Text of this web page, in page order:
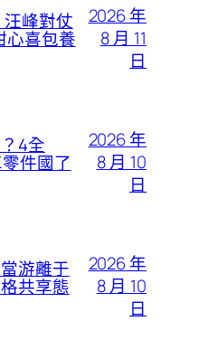
峰對仗
心喜包養
2026 年
8 月 11
日
4全
件國了
2026 年
8 月 10
日
游離于
共享態
2026 年
8 月 10
日